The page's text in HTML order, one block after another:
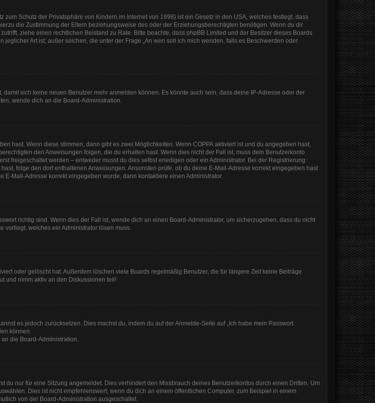
Schutz der Privatsphäre von Kindern im Internet von 1998) ist ein Gesetz in den USA, welches festlegt, dass
die Zustimmung der Eltern beziehungsweise des oder der Erziehungsberechtigten benötigen. Wenn du dir
ziehe einen rechtlichen Beistand zu Rate. Bitte beachte, dass phpBB Limited und der Besitzer dieses Boards
Art ist; außer solchen, die unter der Frage „An wen soll ich mich wenden, falls es Beschwerden oder
sich keine neuen Benutzer mehr anmelden können. Es könnte auch sein, dass deine IP-Adresse oder der
wende dich an die Board-Administration.
hast. Wenn diese stimmen, dann gibt es zwei Möglichkeiten. Wenn COPPA aktiviert ist und du angegeben hast,
den Anweisungen folgen, die du erhalten hast. Wenn dies nicht der Fall ist, muss dein Benutzerkonto
freigeschaltet werden – entweder musst du dies selbst erledigen oder ein Administrator. Bei der Registrierung
folge den dort enthaltenen Anweisungen. Ansonsten prüfe, ob du deine E-Mail-Adresse korrekt eingegeben hast
Mail-Adresse korrekt eingegeben wurde, dann kontaktiere einen Administrator.
richtig sind. Wenn dies der Fall ist, wende dich an einen Board-Administrator, um sicherzugehen, dass du nicht
vorliegt, welches ein Administrator lösen muss.
oder gelöscht hat. Außerdem löschen viele Boards regelmäßig Benutzer, die für längere Zeit keine Beiträge
und nimm aktiv an den Diskussionen teil!
es jedoch zurücksetzen. Dies machst du, indem du auf der Anmelde-Seite auf „Ich habe mein Passwort
können.
die Board-Administration.
du nur für eine Sitzung angemeldet. Dies verhindert den Missbrauch deines Benutzerkontos durch einen Dritten. Um
Dies ist nicht empfehlenswert, wenn du dich an einem öffentlichen Computer, zum Beispiel in einem
von der Board-Administration ausgeschaltet.